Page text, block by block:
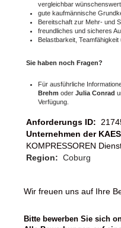
vergleichbar wünschenswert
gute kaufmännische
Bereitschaft zur Mehr- und
freundliches und sicheres
Belastbarkeit, Teamfähigkeit
Sie haben noch Fragen?
Für ausführliche
Brehm oder Julia Conrad
Verfügung.
Anforderungs ID:
Unternehmen der
KOMPRESSOREN
Region: Coburg
Wir freuen uns auf Ihre
Bitte bewerben Sie sich